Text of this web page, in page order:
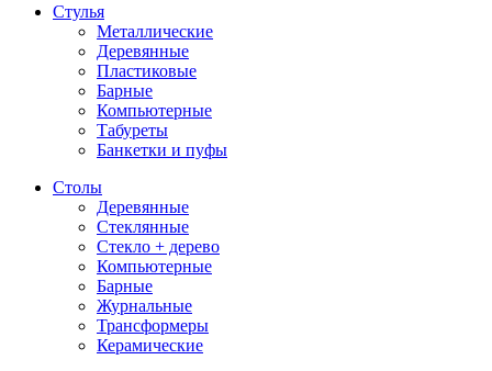
Стулья
Металлические
Деревянные
Пластиковые
Барные
Компьютерные
Табуреты
Банкетки и пуфы
Столы
Деревянные
Стеклянные
Стекло + дерево
Компьютерные
Барные
Журнальные
Трансформеры
Керамические